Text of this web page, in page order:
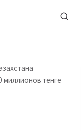
миллионов тенгe